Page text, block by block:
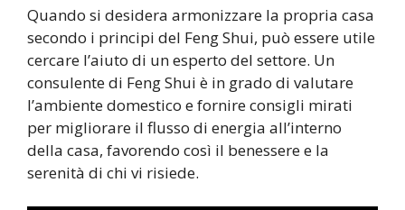
Quando si desidera armonizzare la propria casa
secondo i principi del Feng Shui, può essere utile
cercare l’aiuto di un esperto del settore. Un
consulente di Feng Shui è in grado di valutare
l’ambiente domestico e fornire consigli mirati
per migliorare il flusso di energia all’interno
della casa, favorendo così il benessere e la
serenità di chi vi risiede.